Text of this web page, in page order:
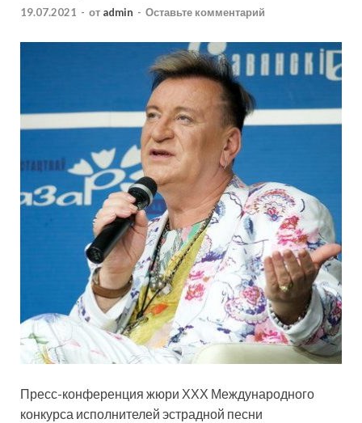
19.07.2021 - от admin - Оставьте комментарий
Пресс-конференция жюри ХХХ Международного
конкурса исполнителей эстрадной песни